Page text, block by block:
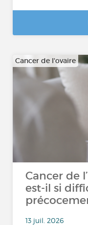
Cancer de l'ovaire
Cancer de
est-il si
13 juil. 2026